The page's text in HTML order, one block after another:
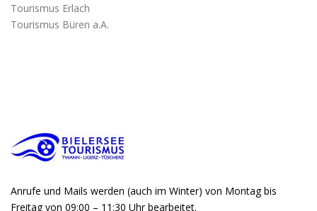
Tourismus Erlach
Tourismus Büren a.A.
Anrufe und Mails werden (auch im Winter) von Montag bis
Freitag von 09:00 – 11:30 Uhr bearbeitet.